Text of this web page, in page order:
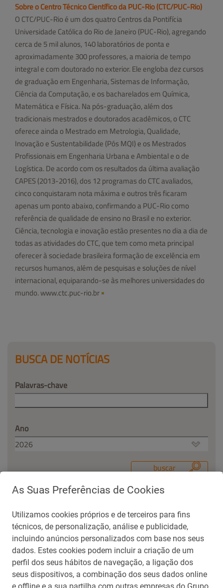
Sobre o Centro Técnico Científico da PUC-Rio (CTC/PUC-Rio)
O CTC/PUC-Rio é um dos quatro Centros da Pontifícia
Universidade Católica do Rio de Janeiro (PUC-Rio), agregando
cerca de 5 mil alunos, 140 laboratórios de ponta e
aproximadamente 300 professores, a maioria de tempo
integral e com doutorado no exterior. Ele engloba dez cursos
de graduação em Engenharia, Sistemas de Informação,
Ciência da Computação, e os bacharelados em Química,
Matemática e Física. Na pós-graduação, além dos
tradicionais mestrados e doutorados acadêmicos, o CTC
oferece ainda o Mestrado em Metrologia, Qualidade,
Inovação e Sustentabilidade (Pós MQI) e os Mestrados
Profissionais em Engenharia Urbana e Ambiental e o de
Logística. De acordo com os resultados da última avaliação
CAPES (2013-2016), dos 12 programas do CTC avaliados,
cinco conquistaram nota máxima e outros três ficaram
apenas um ponto abaixo, confirmando a PUC-Rio como
referência de qualidade de ensino no Brasil e no exterior.
Ciência, tecnologia e inovação estão presentes no dia a dia de
todas as atividades do CTC, que tem como meta principal
oferecer à sociedade brasileira formação de excelência em
recursos humanos, além de pesquisas e soluções de nível
internacional, equiparando-se às melhores universidades do
mundo. www.ctc.puc-rio.br
BUSCA DE NOTÍCIAS
Palavras-chave
Ano
Contato para Imprensa
repsolsinopecbrasil@aliarp.com.br
(21) 99271-5488
voltar
As Suas Preferências de Cookies
Utilizamos cookies próprios e de terceiros para fins
técnicos, de personalização, análise e publicidade,
incluindo anúncios personalizados com base nos seus
dados. Estes cookies podem incluir a criação de um
perfil dos seus hábitos de navegação, a ligação dos
seus dispositivos, a combinação dos seus dados online